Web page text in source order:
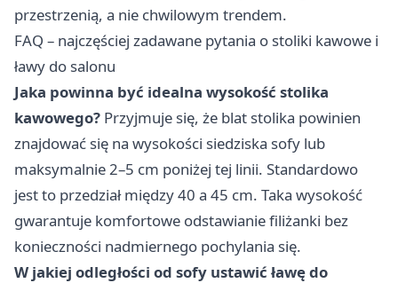
przestrzenią, a nie chwilowym trendem.
FAQ – najczęściej zadawane pytania o stoliki kawowe i
ławy do salonu
Jaka powinna być idealna wysokość stolika
kawowego? Przyjmuje się, że blat stolika powinien
znajdować się na wysokości siedziska sofy lub
maksymalnie 2–5 cm poniżej tej linii. Standardowo
jest to przedział między 40 a 45 cm. Taka wysokość
gwarantuje komfortowe odstawianie filiżanki bez
konieczności nadmiernego pochylania się.
W jakiej odległości od sofy ustawić ławę do